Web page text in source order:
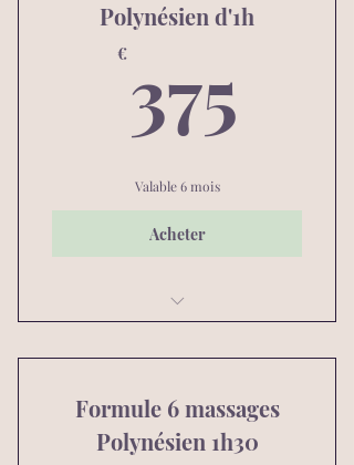
Polynésien d'1h
€ 375
Valable 6 mois
Acheter
Formule 6 massages
Polynésien 1h30